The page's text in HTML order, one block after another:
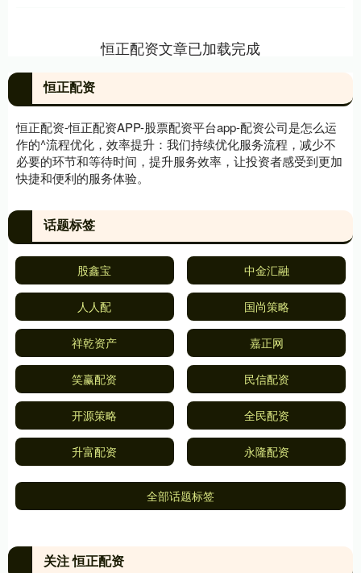
恒正配资文章已加载完成
恒正配资
恒正配资-恒正配资APP-股票配资平台app-配资公司是怎么运
作的^流程优化，效率提升：我们持续优化服务流程，减少不
必要的环节和等待时间，提升服务效率，让投资者感受到更加
快捷和便利的服务体验。
话题标签
股鑫宝 中金汇融
人人配 国尚策略
祥乾资产 嘉正网
笑赢配资 民信配资
开源策略 全民配资
升富配资 永隆配资
全部话题标签
关注 恒正配资